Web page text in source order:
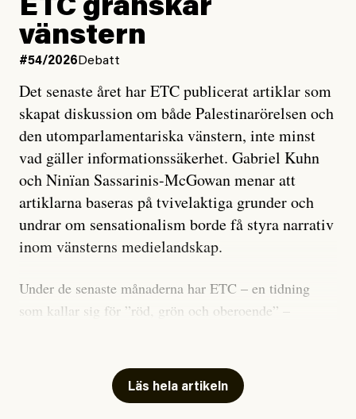
ETC granskar
vänstern
#54/2026 Debatt
Det senaste året har ETC publicerat artiklar som
skapat diskussion om både Palestinarörelsen och
den utomparlamentariska vänstern, inte minst
vad gäller informationssäkerhet. Gabriel Kuhn
och Ninïan Sassarinis-McGowan menar att
artiklarna baseras på tvivelaktiga grunder och
undrar om sensationalism borde få styra narrativ
inom vänsterns medielandskap.
Under de senaste månaderna har ETC – en tidning
som kallar sig för ”röd, grön och oberoende” –
skriver för? Vad betyder det att vara en ”röd, grön och
oberoende” tidning? Och vad är egentligen bra
Läs hela artikeln